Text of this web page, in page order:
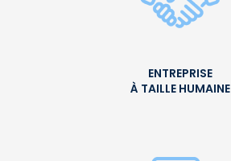
ENTREPRISE
À TAILLE HUMAINE